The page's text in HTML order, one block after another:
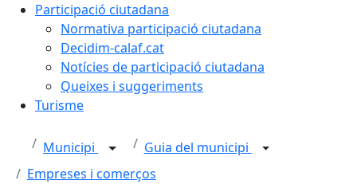
Participació ciutadana
Normativa participació ciutadana
Decidim-calaf.cat
Notícies de participació ciutadana
Queixes i suggeriments
Turisme
Municipi
Guia del municipi
Empreses i comerços